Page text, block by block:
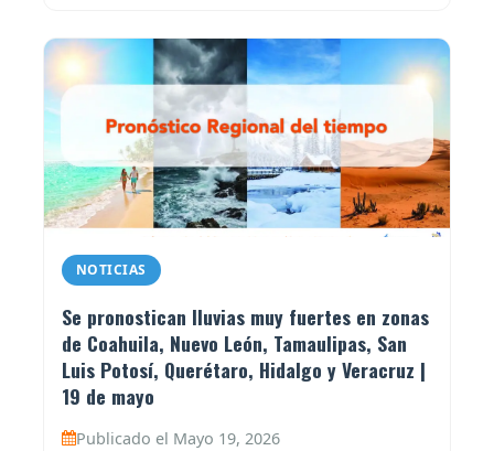
NOTICIAS
Se pronostican lluvias muy fuertes en zonas
de Coahuila, Nuevo León, Tamaulipas, San
Luis Potosí, Querétaro, Hidalgo y Veracruz |
19 de mayo
Publicado el Mayo 19, 2026